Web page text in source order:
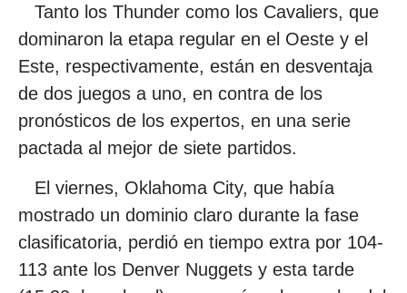
Tanto los Thunder como los Cavaliers, que
dominaron la etapa regular en el Oeste y el
Este, respectivamente, están en desventaja
de dos juegos a uno, en contra de los
pronósticos de los expertos, en una serie
pactada al mejor de siete partidos.
El viernes, Oklahoma City, que había
mostrado un dominio claro durante la fase
clasificatoria, perdió en tiempo extra por 104-
113 ante los Denver Nuggets y esta tarde